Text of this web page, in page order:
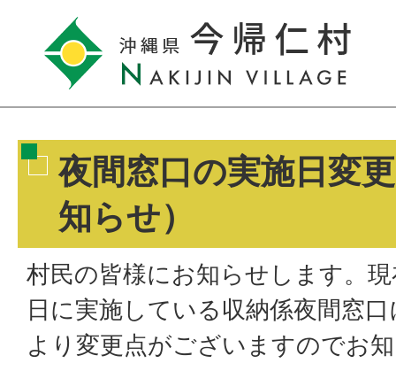
夜間窓口の実施日変
知らせ）
村民の皆様にお知らせします。
日に実施している収納係夜間窓
より変更点がございますのでお